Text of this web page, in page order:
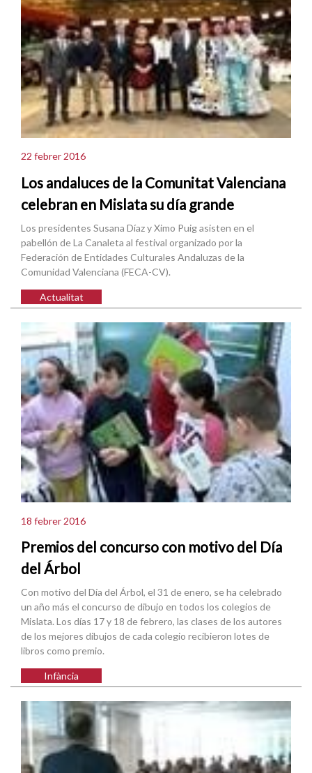
22 febrer 2016
Los andaluces de la Comunitat Valenciana
celebran en Mislata su día grande
Los presidentes Susana Díaz y Ximo Puig asisten en el
pabellón de La Canaleta al festival organizado por la
Federación de Entidades Culturales Andaluzas de la
Comunidad Valenciana (FECA-CV).
Actualitat
18 febrer 2016
Premios del concurso con motivo del Día
del Árbol
Con motivo del Día del Árbol, el 31 de enero, se ha celebrado
un año más el concurso de dibujo en todos los colegios de
Mislata. Los días 17 y 18 de febrero, las clases de los autores
de los mejores dibujos de cada colegio recibieron lotes de
libros como premio.
Infància